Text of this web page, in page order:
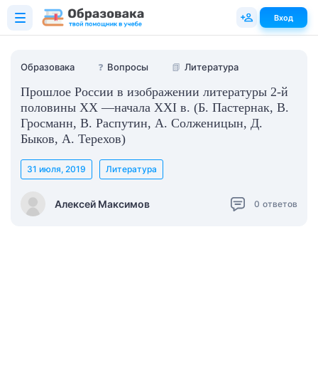
Образовака ❓ Вопросы 📗 Литература
Прошлое России в изображении литературы 2-й
половины ХХ —начала ХХI в. (Б. Пастернак, В.
Гросманн, В. Распутин, А. Солженицын, Д.
Быков, А. Терехов)
Алексей Максимов
31 июля, 2019 Литература
0 ответов
Вход